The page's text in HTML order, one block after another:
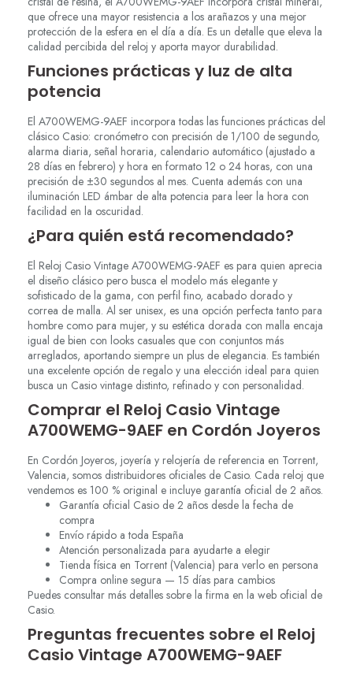
que ofrece una mayor resistencia a los arañazos y una mejor
protección de la esfera en el día a día. Es un detalle que eleva la
calidad percibida del reloj y aporta mayor durabilidad.
Funciones prácticas y luz de alta
potencia
El A700WEMG-9AEF incorpora todas las funciones prácticas del
clásico Casio: cronómetro con precisión de 1/100 de segundo,
alarma diaria, señal horaria, calendario automático (ajustado a
28 días en febrero) y hora en formato 12 o 24 horas, con una
precisión de ±30 segundos al mes. Cuenta además con una
iluminación LED ámbar de alta potencia para leer la hora con
facilidad en la oscuridad.
¿Para quién está recomendado?
El Reloj Casio Vintage A700WEMG-9AEF es para quien aprecia
el diseño clásico pero busca el modelo más elegante y
sofisticado de la gama, con perfil fino, acabado dorado y
correa de malla. Al ser unisex, es una opción perfecta tanto para
hombre como para mujer, y su estética dorada con malla encaja
igual de bien con looks casuales que con conjuntos más
arreglados, aportando siempre un plus de elegancia. Es también
una excelente opción de regalo y una elección ideal para quien
busca un Casio vintage distinto, refinado y con personalidad.
Comprar el Reloj Casio Vintage
A700WEMG-9AEF en Cordón Joyeros
En Cordón Joyeros, joyería y relojería de referencia en Torrent,
Valencia, somos distribuidores oficiales de Casio. Cada reloj que
vendemos es 100 % original e incluye garantía oficial de 2 años.
Garantía oficial Casio de 2 años desde la fecha de
compra
Envío rápido a toda España
Atención personalizada para ayudarte a elegir
Tienda física en Torrent (Valencia) para verlo en persona
Compra online segura — 15 días para cambios
Puedes consultar más detalles sobre la firma en la web oficial de
Casio.
Preguntas frecuentes sobre el Reloj
Casio Vintage A700WEMG-9AEF